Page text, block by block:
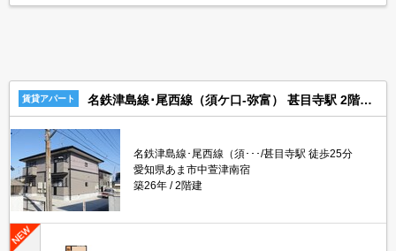
賃貸アパート 名鉄津島線･尾西線（須ケ口-弥富） 甚目寺駅 2階建 築26年
名鉄津島線･尾西線（須･･･/甚目寺駅 徒歩25分
愛知県あま市中萱津南宿
築26年
2階建